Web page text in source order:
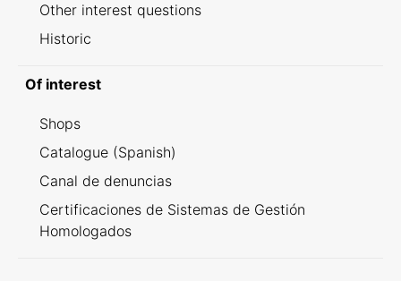
Other interest questions
Historic
Of interest
Shops
Catalogue (Spanish)
Canal de denuncias
Certificaciones de Sistemas de Gestión
Homologados